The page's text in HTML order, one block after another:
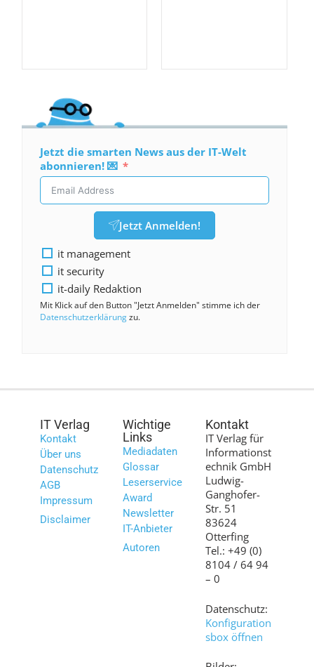
Jetzt die smarten News aus der IT-Welt
abonnieren! 💌
Jetzt Anmelden!
it management
it security
it-daily Redaktion
Mit Klick auf den Button "Jetzt Anmelden" stimme ich der
Datenschutzerklärungzu.
IT Verlag
Kontakt
Über uns
Datenschutz
AGB
Impressum
Disclaimer
Wichtige
Links
Mediadaten
Glossar
Leserservice
Award
Newsletter
IT-Anbieter
Autoren
Kontakt
IT Verlag für
Informationst
echnik GmbH
Ludwig-
Ganghofer-
Str. 51
83624
Otterfing
Tel.: +49 (0)
8104 / 64 94
– 0
Datenschutz:
Konfiguration
sbox öffnen